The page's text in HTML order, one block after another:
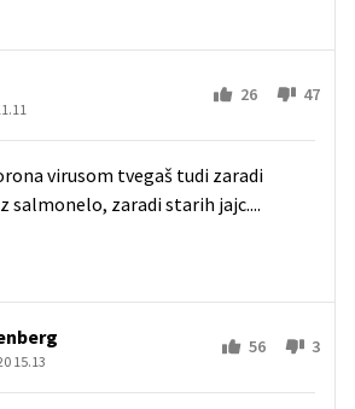
26 47
virusom tvegaš tudi zaradi
salmonelo, zaradi starih jajc....
15.13
56 3